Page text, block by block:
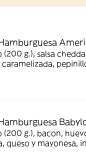
(200 g.), salsa
(200 g.), bacon,
queso y mayonesa,